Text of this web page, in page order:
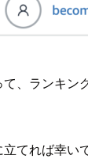
、ランキン
てれば幸いで